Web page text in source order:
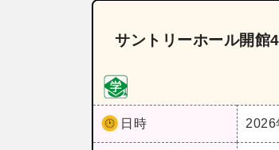
サントリーホール開館
日時 2026